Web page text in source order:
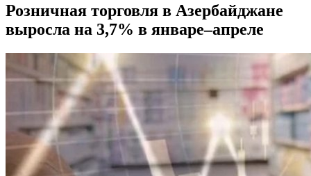
Розничная торговля в Азербайджане
выросла на 3,7% в январе–апреле